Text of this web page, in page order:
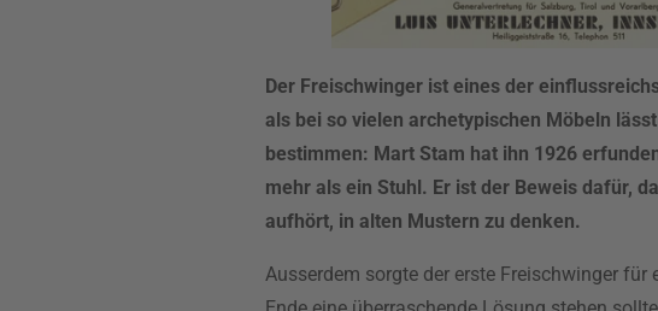
Der Freischwinger ist eines der
als bei so vielen archetypischen Möbeln
bestimmen: Mart Stam hat ihn 1926
mehr als ein Stuhl. Er ist der Beweis dafür,
aufhört, in alten Mustern zu denken.
Ausserdem sorgte der erste Freischwinger